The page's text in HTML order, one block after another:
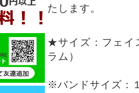
たします。
★サイズ：フェイ
ラム）
※バンドサイズ：